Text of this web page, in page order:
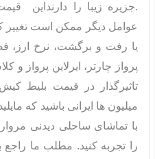
جزیره زیبا را دارند.
این
عوامل دیگر ممکن است تغییر
یا رفت و برگشت، نرخ ارز،
پرواز چارتر، ایرلاین پرواز و
تاثیرگذار در قیمت بلیط
میلیون ها ایرانی باشید که
با تماشای ساحلی دیدنی
را تجربه کنید. مطلب ما